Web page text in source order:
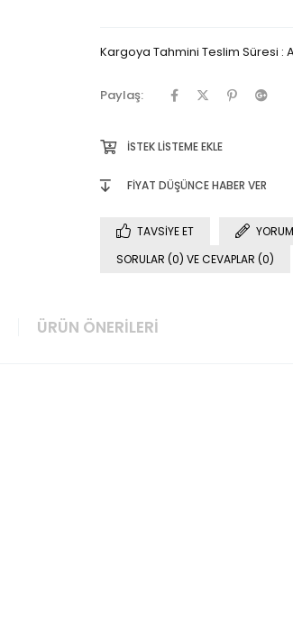
Kargoya Tahmini Teslim Süresi :
Paylaş:
İSTEK LISTEME EKLE
FIYAT DÜŞÜNCE HABER VER
TAVSIYE ET
SORULAR (0) VE CEVAPLAR (0)
ÜRÜN ÖNERILERI